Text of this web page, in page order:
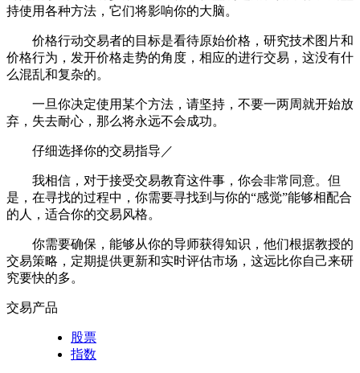
持使用各种方法，它们将影响你的大脑。
价格行动交易者的目标是看待原始价格，研究技术图片和
价格行为，发开价格走势的角度，相应的进行交易，这没有什
么混乱和复杂的。
一旦你决定使用某个方法，请坚持，不要一两周就开始放
弃，失去耐心，那么将永远不会成功。
仔细选择你的交易指导／
我相信，对于接受交易教育这件事，你会非常同意。但
是，在寻找的过程中，你需要寻找到与你的“感觉”能够相配合
的人，适合你的交易风格。
你需要确保，能够从你的导师获得知识，他们根据教授的
交易策略，定期提供更新和实时评估市场，这远比你自己来研
究要快的多。
交易产品
股票
指数